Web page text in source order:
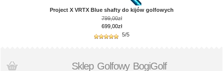
Project X VRTX Blue shafty do kijów golfowych
799,00zł
699,00zł
5/5
Sklep Golfowy BogiGolf